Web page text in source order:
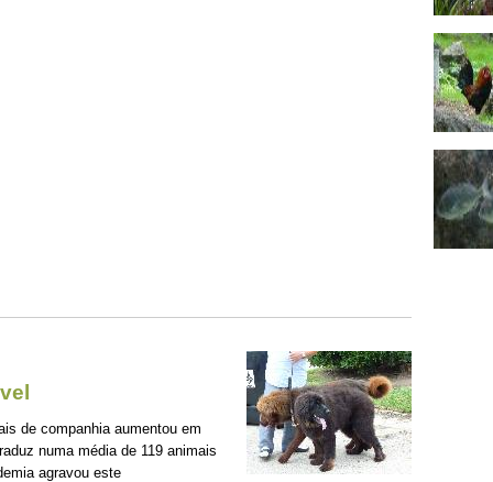
de companhia aumentou em
numa média de 119 animais
agravou este